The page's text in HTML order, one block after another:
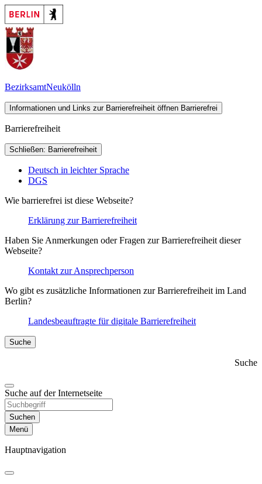
BezirksamtNeukölln
Informationen und Links zur Barrierefreiheit öffnen Barrierefrei
Barrierefreiheit
Schließen: Barrierefreiheit
Deutsch in leichter Sprache
DGS
Wie barrierefrei ist diese Webseite?
Erklärung zur Barrierefreiheit
Haben Sie Anmerkungen oder Fragen zur Barrierefreiheit dieser
Webseite?
Kontakt zur Ansprechperson
Wo gibt es zusätzliche Informationen zur Barrierefreiheit im Land
Berlin?
Landesbeauftragte für digitale Barrierefreiheit
Suche
Suche
Suche auf der Internetseite
Suchen
Menü
Hauptnavigation